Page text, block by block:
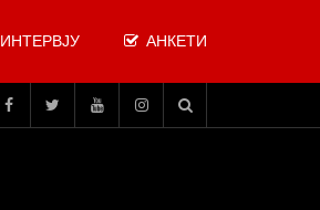
ИНТЕРВЈУ АНКЕТИ